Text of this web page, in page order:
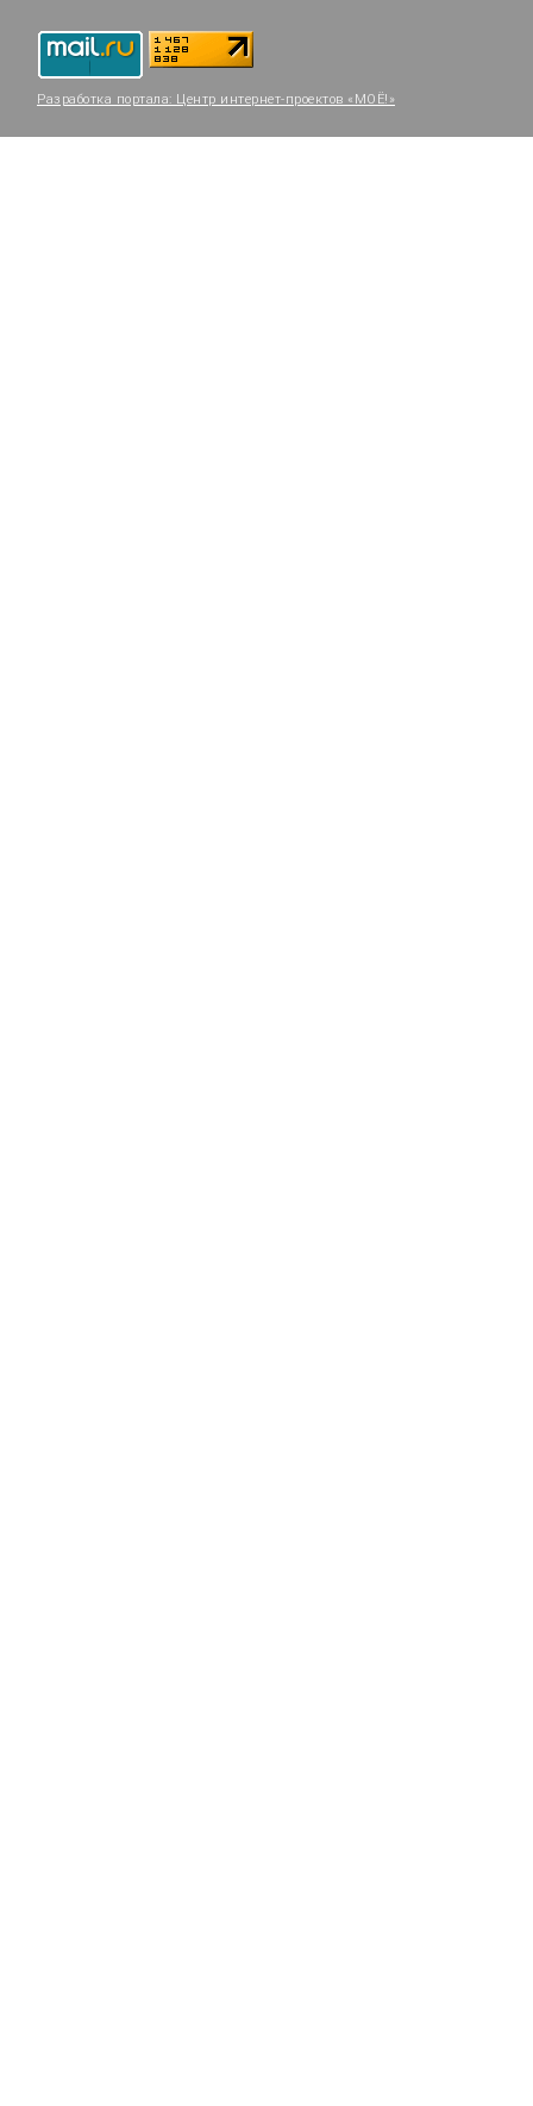
Разработка портала: Центр интернет-проектов «МОЁ!»